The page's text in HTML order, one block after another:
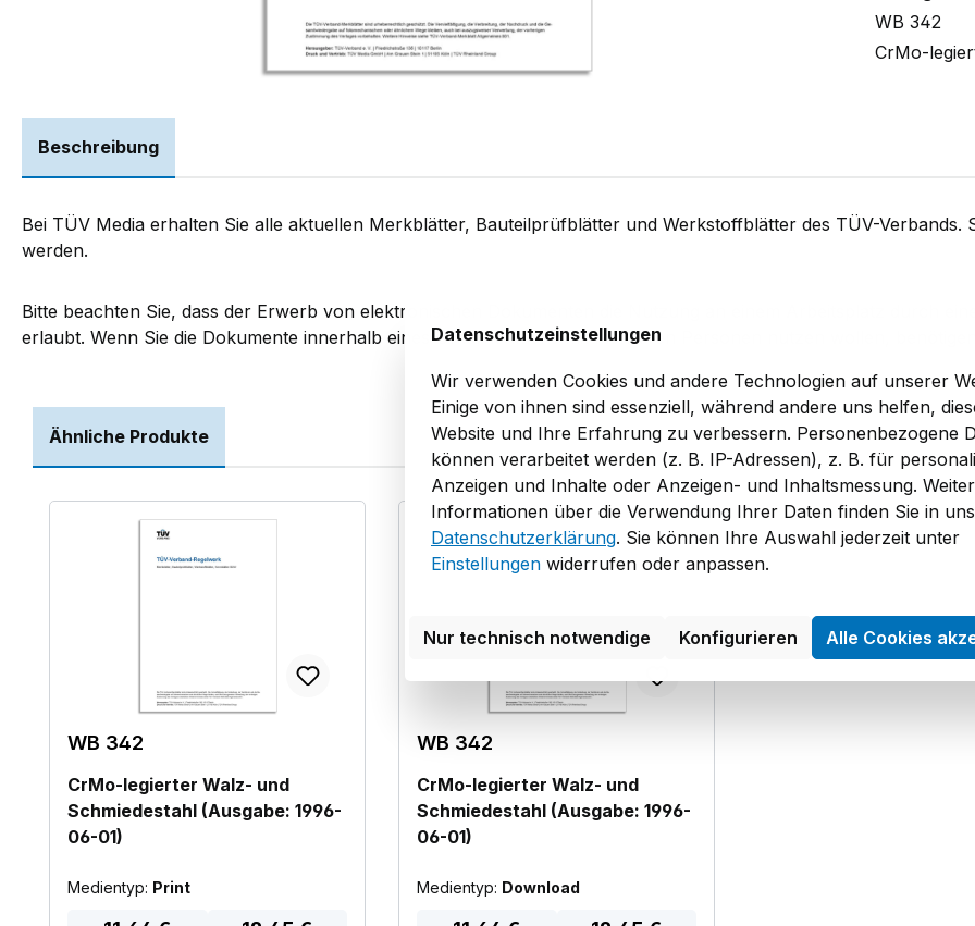
WB 342
CrMo-
Beschreibung
Bei TÜV Media erhalten Sie alle aktuellen Merkblätter, Bauteilprüfblätter und Werkstoffblätter des TÜV-
werden.
Bitte beachten Sie, dass der Erwerb von elektronischen Dokumenten die Nutzung an einem Arbeitsplatz durch
erlaubt. Wenn Sie die Dokumente innerhalb eines Unternehmens mit mehreren Personen nutzen wollen, benötigen
Ähnliche Produkte
WB 342
CrMo-legierter Walz- und
Schmiedestahl (Ausgabe: 1996-
06-01)
Medientyp: Print
WB 342
CrMo-legierter Walz- und
Schmiedestahl (Ausgabe: 1996-
06-01)
Medientyp: Download
Datenschutzeinstellungen
Wir verwenden Cookies und andere Technologien auf unserer
Einige von ihnen sind essenziell, während andere uns helfen,
Website und Ihre Erfahrung zu verbessern. Personenbezogene
können verarbeitet werden (z. B. IP-Adressen), z. B. für
Anzeigen und Inhalte oder Anzeigen- und Inhaltsmessung.
Informationen über die Verwendung Ihrer Daten finden Sie in
Datenschutzerklärung. Sie können Ihre Auswahl jederzeit unter
Einstellungen widerrufen oder anpassen.
Nur technisch notwendige Konfigurieren Alle Cookies